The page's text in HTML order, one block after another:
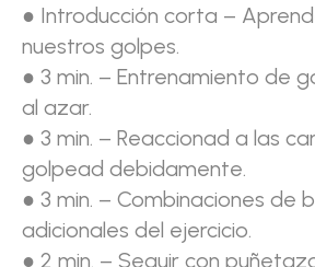
● Introducción corta –
nuestros golpes.
● 3 min. – Entrenamiento de
al azar.
● 3 min. – Reaccionad a las
golpead debidamente.
● 3 min. – Combinaciones de
adicionales del ejercicio.
● 2 min. – Seguir con